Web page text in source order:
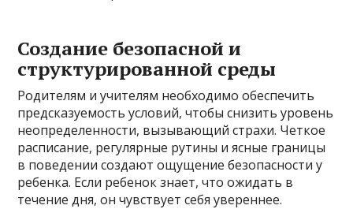
Создание безопасной и
структурированной среды
Родителям и учителям необходимо обеспечить
предсказуемость условий, чтобы снизить уровень
неопределенности, вызывающий страхи. Четкое
расписание, регулярные рутины и ясные границы
в поведении создают ощущение безопасности у
ребенка. Если ребенок знает, что ожидать в
течение дня, он чувствует себя увереннее.